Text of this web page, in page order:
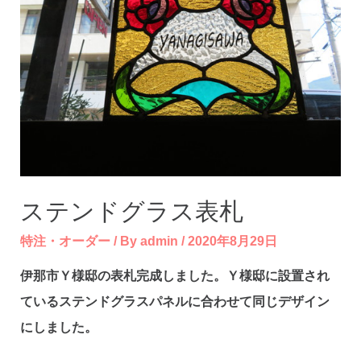
ステンドグラス表札
特注・オーダー/ By admin /2020年8月29日
伊那市Ｙ様邸の表札完成しました。Ｙ様邸に設置され
ているステンドグラスパネルに合わせて同じデザイン
にしました。